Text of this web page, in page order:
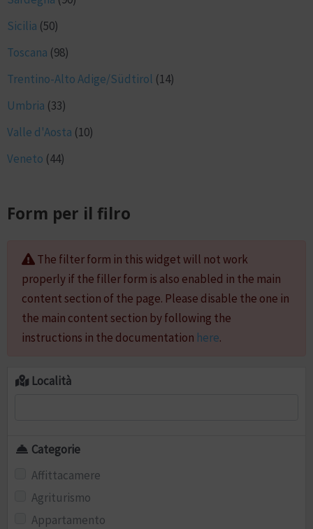
Sicilia (50)
Toscana (98)
Trentino-Alto Adige/Südtirol (14)
Umbria (33)
Valle d'Aosta (10)
Veneto (44)
Form per il filro
The filter form in this widget will not work
properly if the filler form is also enabled in the main
content section of the page. Please disable the one in
the main content section by following the
instructions in the documentation here.
Località
Categorie
Affittacamere
Agriturismo
Appartamento